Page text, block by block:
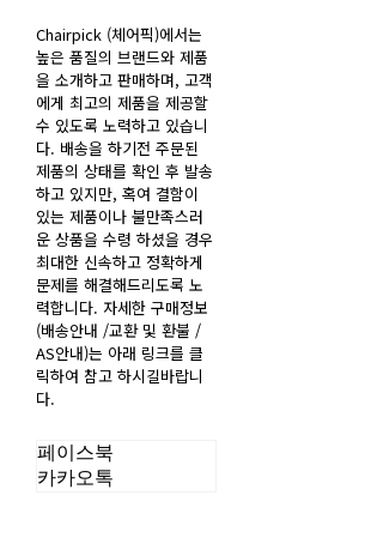
Chairpick (체어픽)에서는
높은 품질의 브랜드와 제품
을 소개하고 판매하며, 고객
에게 최고의 제품을 제공할
수 있도록 노력하고 있습니
다. 배송을 하기전 주문된
제품의 상태를 확인 후 발송
하고 있지만, 혹여 결함이
있는 제품이나 불만족스러
운 상품을 수령 하셨을 경우
최대한 신속하고 정확하게
문제를 해결해드리도록 노
력합니다. 자세한 구매정보
(배송안내 /교환 및 환불 /
AS안내)는 아래 링크를 클
릭하여 참고 하시길바랍니
다.
페이스북
카카오톡